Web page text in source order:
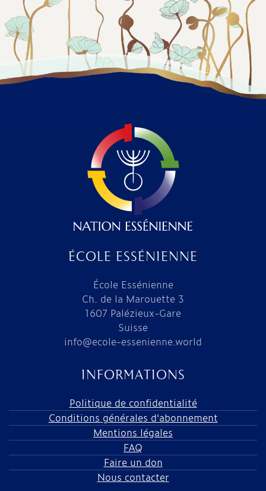
ÉCOLE ESSÉNIENNE
École Essénienne
Ch. de la Marouette 3
1607 Palézieux-Gare
Suisse
info@ecole-essenienne.world
INFORMATIONS
Politique de confidentialité
Conditions générales d'abonnement
Mentions légales
FAQ
Faire un don
Nous contacter